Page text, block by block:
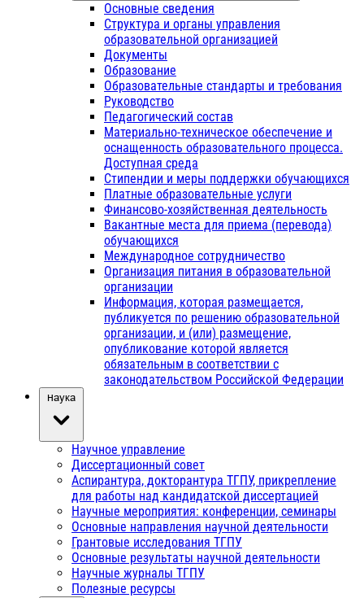
Основные сведения
Структура и органы управления
образовательной организацией
Документы
Образование
Образовательные стандарты и требования
Руководство
Педагогический состав
Материально-техническое обеспечение и
оснащенность образовательного процесса.
Доступная среда
Стипендии и меры поддержки обучающихся
Платные образовательные услуги
Финансово-хозяйственная деятельность
Вакантные места для приема (перевода)
обучающихся
Международное сотрудничество
Организация питания в образовательной
организации
Информация, которая размещается,
публикуется по решению образовательной
организации, и (или) размещение,
опубликование которой является
обязательным в соответствии с
законодательством Российской Федерации
Наука
Научное управление
Диссертационный совет
Аспирантура, докторантура ТГПУ, прикрепление
для работы над кандидатской диссертацией
Научные мероприятия: конференции, семинары
Основные направления научной деятельности
Грантовые исследования ТГПУ
Основные результаты научной деятельности
Научные журналы ТГПУ
Полезные ресурсы